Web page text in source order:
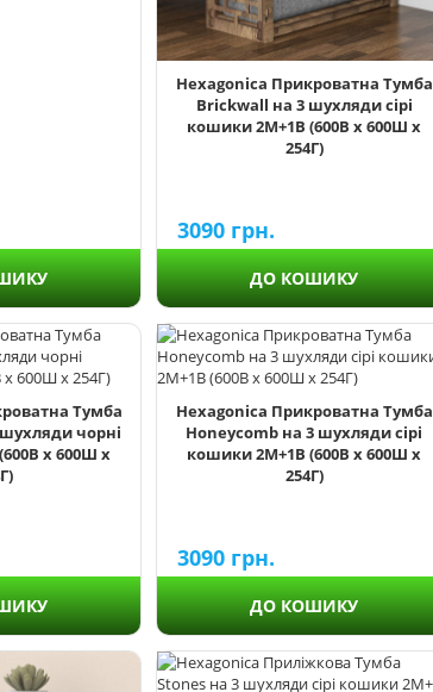
Hexagonica Прикроватна Тумба
Brickwall на 3 шухляди сірі
кошики 2М+1В (600В х 600Ш х
254Г)
3090 грн.
ДО КОШИКУ
Тумба
чорні
х 600Ш х
Hexagonica Прикроватна Тумба
Honeycomb на 3 шухляди сірі
кошики 2М+1В (600В х 600Ш х
254Г)
3090 грн.
ДО КОШИКУ